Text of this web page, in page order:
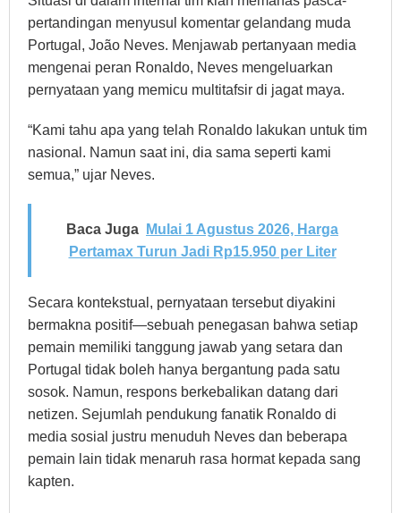
pertandingan menyusul komentar gelandang muda
Portugal, João Neves. Menjawab pertanyaan media
mengenai peran Ronaldo, Neves mengeluarkan
pernyataan yang memicu multitafsir di jagat maya.
“Kami tahu apa yang telah Ronaldo lakukan untuk tim
nasional. Namun saat ini, dia sama seperti kami
semua,” ujar Neves.
Baca Juga
Mulai 1 Agustus 2026, Harga
Pertamax Turun Jadi Rp15.950 per Liter
Secara kontekstual, pernyataan tersebut diyakini
bermakna positif—sebuah penegasan bahwa setiap
pemain memiliki tanggung jawab yang setara dan
Portugal tidak boleh hanya bergantung pada satu
sosok. Namun, respons berkebalikan datang dari
netizen. Sejumlah pendukung fanatik Ronaldo di
media sosial justru menuduh Neves dan beberapa
pemain lain tidak menaruh rasa hormat kepada sang
kapten.